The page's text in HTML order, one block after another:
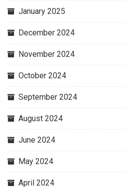
January 2025
December 2024
November 2024
October 2024
September 2024
August 2024
June 2024
May 2024
April 2024